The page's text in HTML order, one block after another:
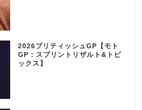
2026ブリティッシュGP【モト
GP：スプリントリザルト&トピ
ックス】